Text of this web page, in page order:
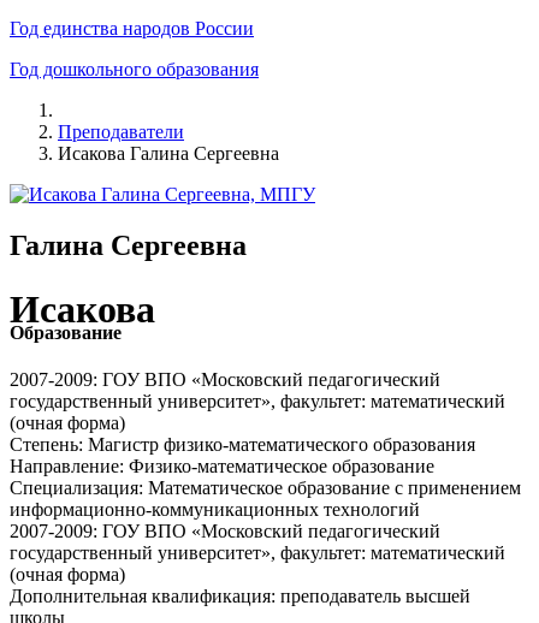
Год единства народов России
Год дошкольного образования
Преподаватели
Исакова Галина Сергеевна
Галина Сергеевна
Исакова
Образование
2007-2009: ГОУ ВПО «Московский педагогический
государственный университет», факультет: математический
(очная форма)
Степень: Магистр физико-математического образования
Направление: Физико-математическое образование
Специализация: Математическое образование с применением
информационно-коммуникационных технологий
2007-2009: ГОУ ВПО «Московский педагогический
государственный университет», факультет: математический
(очная форма)
Дополнительная квалификация: преподаватель высшей
школы